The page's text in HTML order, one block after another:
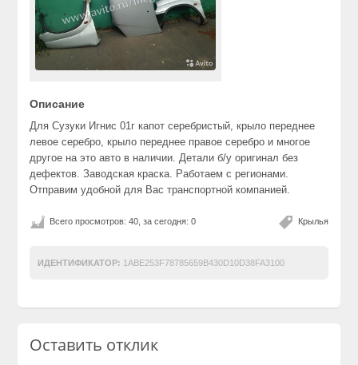
Описание
Для Сузуки Игнис 01г капот серебристый, крыло переднее
левое серебро, крыло переднее правое серебро и многое
другое на это авто в наличии. Детали б/у оригинал без
дефектов. Заводская краска. Работаем с регионами.
Отправим удобной для Вас транспортной компанией.
Крылья
Всего просмотров: 40, за сегодня: 0
ИДЕНТИФИКАТОР: 1ABE253F78785659B430D10D38FA3100
Оставить отклик